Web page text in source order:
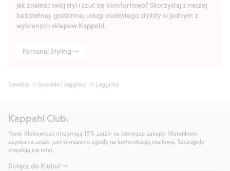
jak znaleźć swój styl i czuć się komfortowo? Skorzystaj z naszej
bezpłatnej, godzinnej usługi osobistego stylisty w jednym z
wybranych sklepów Kappahl.
Personal Styling
Newbie Spodnie i legginsy Legginsy
Kappahl Club.
Nowi Klubowicze otrzymują 15% zniżki na pierwsze zakupy. Warunkiem
uzyskania zniżki jest wyrażenie zgody na komunikację mailową. Szczegóły
znajdują się tutaj.
Dołącz do Klubu!